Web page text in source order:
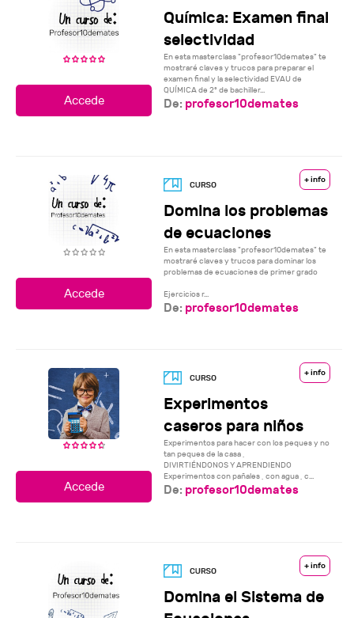
Química: Examen final
selectividad
En esta masterclass "profesor10demates" te
mostraré claves y trucos para preparar el
examen final y la selectividad EVAU de
QUÍMICA de 2º de bachiller...
De: profesor10demates
+ info
Domina los problemas
de ecuaciones
En esta masterclass "profesor10demates" te
mostraré claves y trucos para dominar los
problemas de ecuaciones de primer grado
Ejercicios r...
De: profesor10demates
+ info
Experimentos
caseros para niños
Experimentos para hacer con los peques y no
tan peques de la casa ,
DIVIRTIÉNDONOS Y APRENDIENDO
Experimentos con pañales , con agua , c...
De: profesor10demates
+ info
Domina el Sistema de